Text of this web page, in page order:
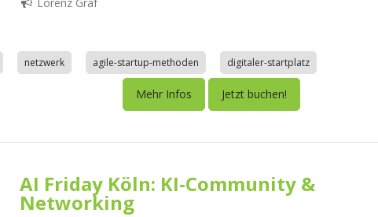
Lorenz Gräf
netzwerk agile-startup-methoden digitaler-startplatz
Mehr Infos Jetzt buchen!
AI Friday Köln: KI-Community &
Networking